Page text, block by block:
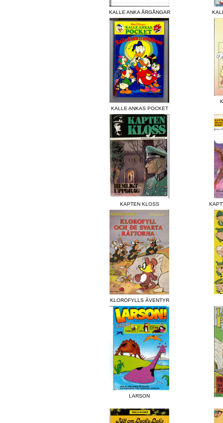
KALLE ANKA ÅRGÅNGAR
KALLE ANKAS POCKET
KAPTEN KLOSS
KLOROFYLLS ÄVENTYR
LARSON